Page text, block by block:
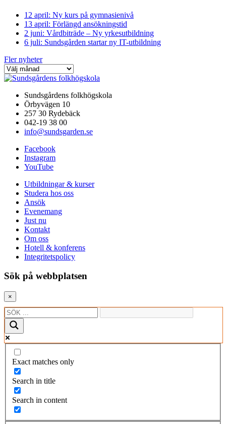
12 april: Ny kurs på gymnasienivå
13 april: Förlängd ansökningstid
2 juni: Vårdbiträde – Ny yrkesutbildning
6 juli: Sundsgården startar ny IT-utbildning
Fler nyheter
Sundsgårdens folkhögskola
Örbyvägen 10
257 30 Rydebäck
042-19 38 00
info@sundsgarden.se
Facebook
Instagram
YouTube
Utbildningar & kurser
Studera hos oss
Ansök
Evenemang
Just nu
Kontakt
Om oss
Hotell & konferens
Integritetspolicy
Sök på webbplatsen
×
Exact matches only
Search in title
Search in content